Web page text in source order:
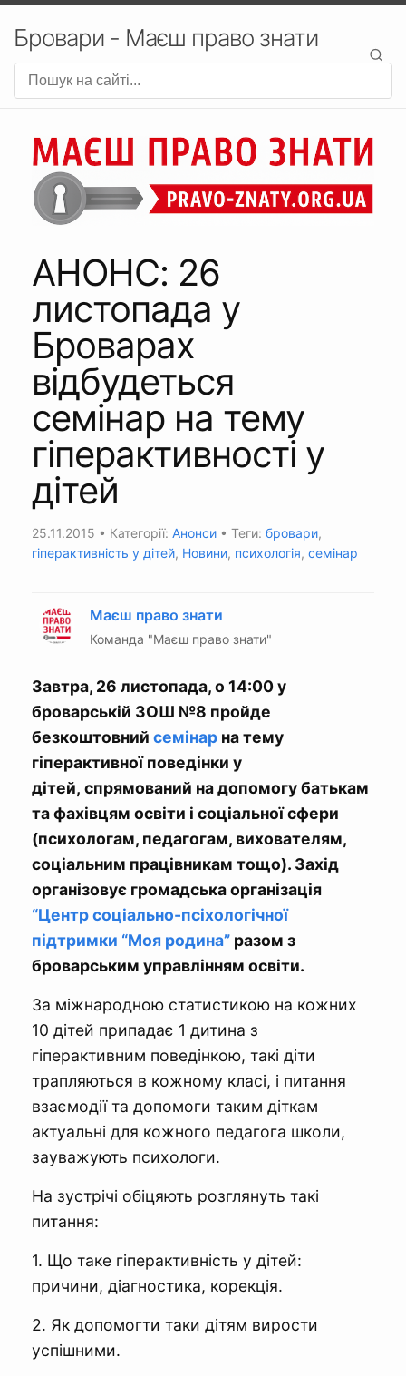
Бровари - Маєш право знати
АНОНС: 26
листопада у
Броварах
відбудеться
семінар на тему
гіперактивності у
дітей
25.11.2015 • Категорії: Анонси • Теги: бровари,
гіперактивність у дітей, Новини, психологія, семінар
Маєш право знати
Команда "Маєш право знати"
Завтра, 26 листопада, о 14:00 у
броварській ЗОШ №8 пройде
безкоштовний семінар на тему
гіперактивної поведінки у
дітей, спрямований на допомогу батькам
та фахівцям освіти і соціальної сфери
(психологам, педагогам, вихователям,
соціальним працівникам тощо). Захід
організовує громадська організація
“Центр соціально-псіхологічної
підтримки “Моя родина” разом з
броварським управлінням освіти.
За міжнародною статистикою на кожних
10 дітей припадає 1 дитина з
гіперактивним поведінкою, такі діти
трапляються в кожному класі, і питання
взаємодії та допомоги таким діткам
актуальні для кожного педагога школи,
зауважують психологи.
На зустрічі обіцяють розглянуть такі
питання:
1. Що таке гіперактивність у дітей:
причини, діагностика, корекція.
2. Як допомогти таки дітям вирости
успішними.